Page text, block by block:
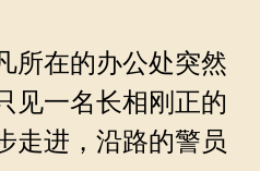
所在的办公处突然
见一名长相刚正的
走进，沿路的警员